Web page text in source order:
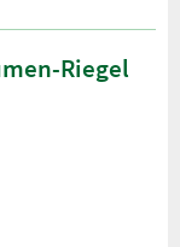
Riegel